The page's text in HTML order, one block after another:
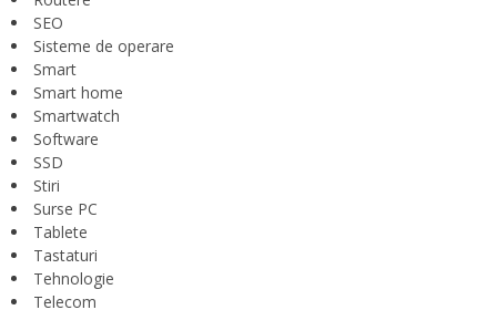
SEO
Sisteme de operare
Smart
Smart home
Smartwatch
Software
SSD
Stiri
Surse PC
Tablete
Tastaturi
Tehnologie
Telecom